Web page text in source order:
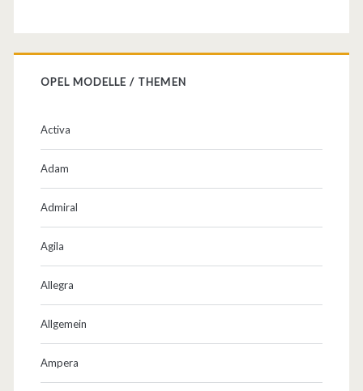
u
n
OPEL MODELLE / THEMEN
Activa
Adam
Admiral
Agila
Allegra
Allgemein
Ampera